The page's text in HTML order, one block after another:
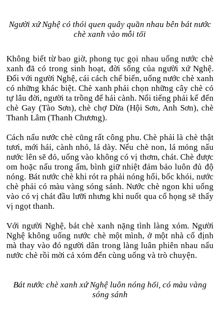
Người xứ Nghệ có thói quen quây quần nhau bên bát nước
chè xanh vào mỗi tối
Không biết từ bao giờ, phong tục gọi nhau uống nước chè
xanh đã có trong sinh hoạt, đời sống của người xứ Nghệ.
Đối với người Nghệ, cái cách chế biến, uống nước chè xanh
có những khác biệt. Chè xanh phải chọn những cây chè có
tự lâu đời, người ta trồng để hái cành. Nổi tiếng phải kể đến
chè Gay (Tào Sơn), chè chợ Dừa (Hội Sơn, Anh Sơn), chè
Thanh Lâm (Thanh Chương).
Cách nấu nước chè cũng rất công phu. Chè phải là chè thật
tươi, mới hái, cành nhỏ, lá dày. Nếu chè non, lá mỏng nấu
nước lên sẽ đỏ, uống vào không có vị thơm, chát. Chè được
om hoặc nấu trong ấm, bình giữ nhiệt đảm bảo luôn đủ độ
nóng. Bát nước chè khi rót ra phải nóng hổi, bốc khói, nước
chè phải có màu vàng sóng sánh. Nước chè ngon khi uống
vào có vị chát đầu lưỡi nhưng khi nuốt qua cổ họng sẽ thấy
vị ngọt thanh.
Với người Nghệ, bát chè xanh nặng tình làng xóm. Người
Nghệ không uống nước chè một mình, ở một nhà cố định
mà thay vào đó người dân trong làng luân phiên nhau nấu
nước chè rồi mời cả xóm đến cùng uống và trò chuyện.
Bát nước chè xanh xứ Nghệ luôn nóng hổi, có màu vàng
sóng sánh